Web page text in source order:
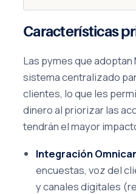
Características
Las pymes que
sistema centralizado
clientes, lo que les
dinero al priorizar las
tendrán el mayor
Integración
encuestas, voz del
y canales digitales